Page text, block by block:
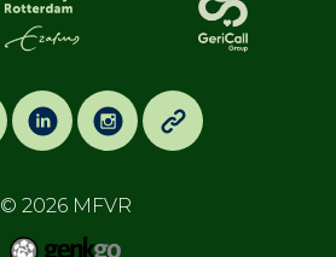
© 2026MFVR